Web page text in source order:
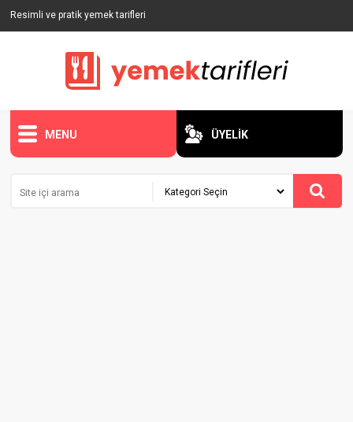
Resimli ve pratik yemek tarifleri
MENU ÜYELİK